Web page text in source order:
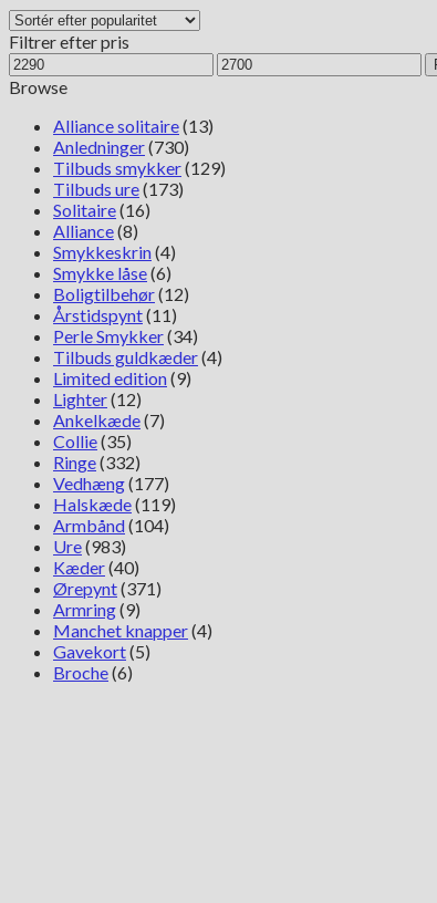
popularitet
Filtrer efter pris
Mindste
pris
Højeste
pris
Browse
Alliance solitaire(13)
Anledninger(730)
Tilbuds smykker(129)
Tilbuds ure(173)
Solitaire(16)
Alliance(8)
Smykkeskrin(4)
Smykke låse(6)
Boligtilbehør(12)
Årstidspynt(11)
Perle Smykker(34)
Tilbuds guldkæder(4)
Limited edition(9)
Lighter(12)
Ankelkæde(7)
Collie(35)
Ringe(332)
Vedhæng(177)
Halskæde(119)
Armbånd(104)
Ure(983)
Kæder(40)
Ørepynt(371)
Armring(9)
Manchet knapper(4)
Gavekort(5)
Broche(6)